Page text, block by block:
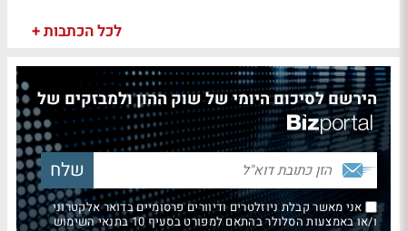
לכל הכתבות +
הירשם לסיכום היומי של שוק ההון ולמבזקים של
אני מאשר קבלת ניוזלטרים ודיוורים פרסומיים בדואר אלקטרוני
ו/או באמצעות הסלולר בהתאם למפורט בסעיף 10 בתנאי השימוש